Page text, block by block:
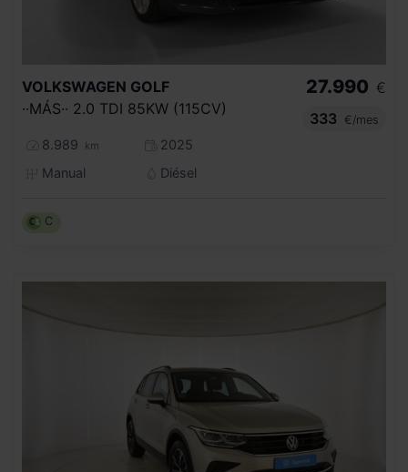
VOLKSWAGEN GOLF
··MÁS·· 2.0 TDI 85KW (115CV)
8.989 km
2025
Manual
Diésel
27.990 €
333
€/mes
C